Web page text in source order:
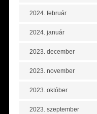
2024. február
2024. január
2023. december
2023. november
2023. október
2023. szeptember